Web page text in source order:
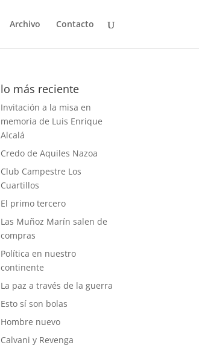
Archivo Contacto
lo más reciente
Invitación a la misa en
memoria de Luis Enrique
Alcalá
Credo de Aquiles Nazoa
Club Campestre Los
Cuartillos
El primo tercero
Las Muñoz Marín salen de
compras
Política en nuestro
continente
La paz a través de la guerra
Esto sí son bolas
Hombre nuevo
Calvani y Revenga